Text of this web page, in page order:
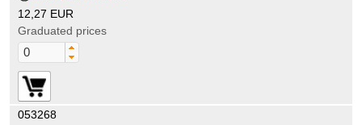
12,27 EUR
Graduated prices
053268